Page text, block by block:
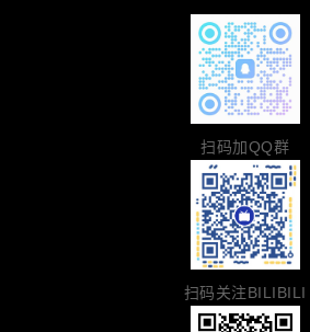
扫码加QQ群
扫码关注BILIBILI